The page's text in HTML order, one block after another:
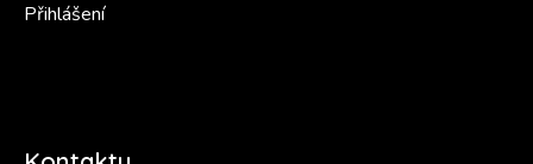
Přihlášení